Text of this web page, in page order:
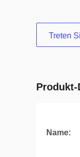
Treten
Name: